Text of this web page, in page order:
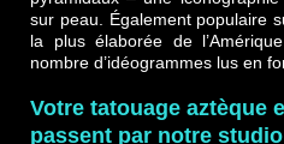
sur peau. Également populaire
la plus élaborée de
nombre d’idéogrammes lus en
Votre tatouage aztèque
passent par notre